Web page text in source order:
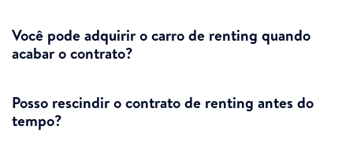
Você pode adquirir o carro de renting quando
acabar o contrato?
Posso rescindir o contrato de renting antes do
tempo?